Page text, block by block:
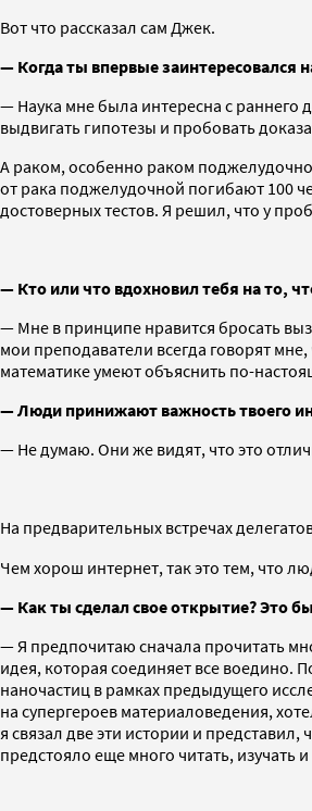
Вот что рассказал сам Джек.
— Когда ты впервые заинтересовался
— Наука мне была интересна с раннего
выдвигать гипотезы и пробовать
А раком, особенно раком
от рака поджелудочной погибают 100
достоверных тестов. Я решил, что у
— Кто или что вдохновил тебя на то,
— Мне в принципе нравится бросать
мои преподаватели всегда говорят
математике умеют объяснить по-
— Люди принижают важность твоего
— Не думаю. Они же видят, что это
На предварительных встречах
Чем хорош интернет, так это тем, что
— Как ты сделал свое открытие? Это
— Я предпочитаю сначала прочитать
идея, которая соединяет все воедино.
наночастиц в рамках предыдущего
на супергероев материаловедения,
я связал две эти истории и
предстояло еще много читать, изучать